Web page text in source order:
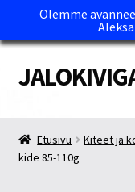
Olemme
Siirry
navigointiin
Siirry
sisältöön
Kassa
Etusivu Kiteet ja
kide 85-110g